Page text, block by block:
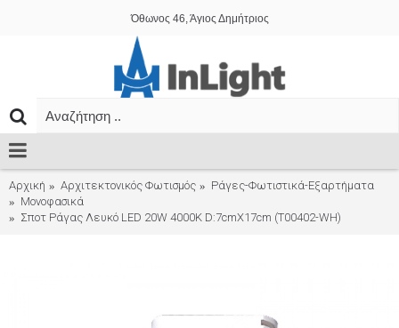
Όθωνος 46, Άγιος Δημήτριος
Αρχική Αρχιτεκτονικός Φωτισμός
Ράγες-Φωτιστικά-Εξαρτήματα
Μονοφασικά
Σποτ Ράγας Λευκό LED 20W 4000K D:7cmX17cm (T00402-WH)